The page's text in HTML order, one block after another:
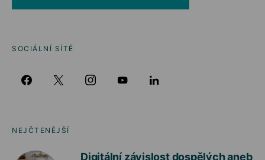
SOCIÁLNÍ SÍTĚ
NEJČTENĚJŠÍ
Digitální závislost dospělých aneb